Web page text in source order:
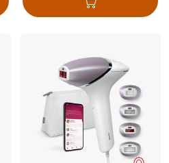
Aggiungi al carrello